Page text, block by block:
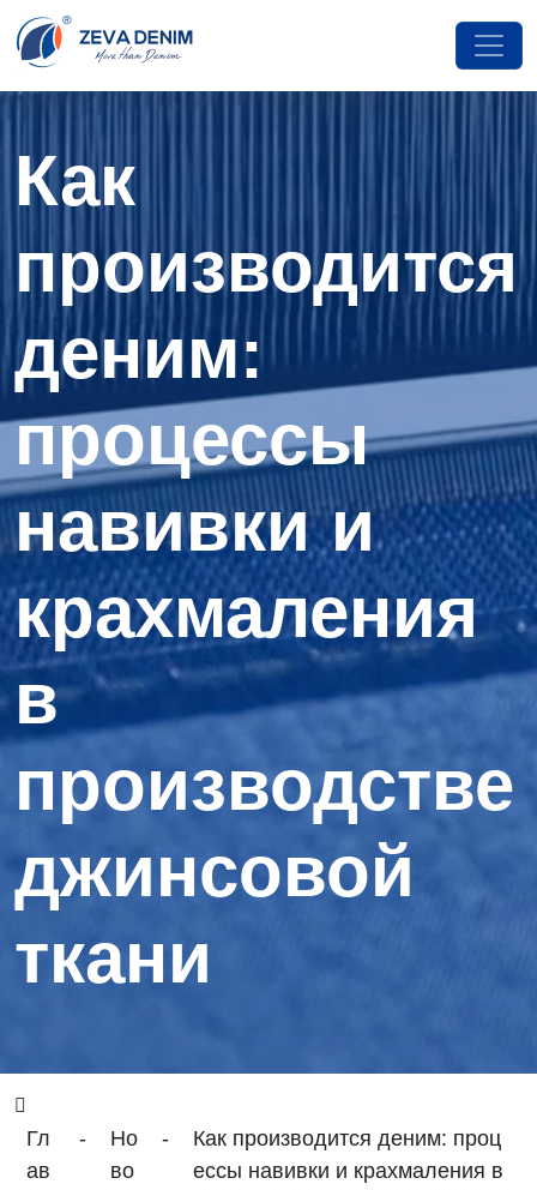
Как
производится
деним:
процессы
навивки и
крахмаления
в
производстве
джинсовой
ткани
Гл
ав
-
Но
во
-
Как производится деним: проц
ессы навивки и крахмаления в